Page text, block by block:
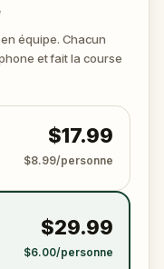
tapis dans l’ombre
les
de quoi noter
équipe. Chacun
et fait la course
$17.99
$8.99/personne
$29.99
$6.00/personne